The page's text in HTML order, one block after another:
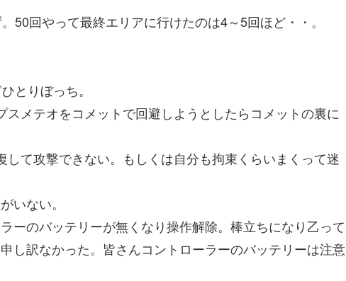
50回やって最終エリアに行けたのは4～5回ほど・・。
とりぼっち。
スメテオをコメットで回避しようとしたらコメットの裏に
して攻撃できない。もしくは自分も拘束くらいまくって迷
いない。
ーのバッテリーが無くなり操作解除。棒立ちになり乙って
し訳なかった。皆さんコントローラーのバッテリーは注意